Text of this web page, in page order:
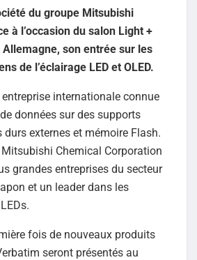
du groupe Mitsubishi
à l’occasion du salon Light +
son entrée sur les
de l’éclairage LED et OLED.
internationale connue
données sur des supports
durs externes et mémoire Flash.
Chemical Corporation
grandes entreprises du secteur
et un leader dans les
fois de nouveaux produits
seront présentés au